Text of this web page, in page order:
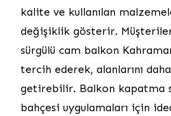
kalite ve kullanılan
değişiklik gösterir.
sürgülü cam balkon
tercih ederek, alanlarını daha
getirebilir. Balkon kapatma
bahçesi uygulamaları için